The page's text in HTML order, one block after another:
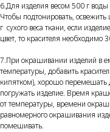
6.Для изделия весом 500 г
Чтобы подтонировать,
г сухого веса ткани, если
цвет, то красителя необходимо
7.При окрашивании изделий в
температуры, добавить
кипятком), хорошо перемешать
погружать изделие. Время
от температуры, времени
равномерного окрашивания
помешивать.